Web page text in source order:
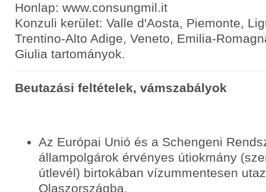
Honlap: www.consungmil.it
Konzuli kerület: Valle d'Aosta, Piemonte,
Trentino-Alto Adige, Veneto, Emilia-
Giulia tartományok.
Beutazási feltételek, vámszabályok
Az Európai Unió és a Schengeni
állampolgárok érvényes útiokmány
útlevél) birtokában vízummentesen
Olaszországba.